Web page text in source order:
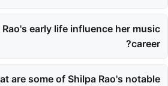
earning her a Filmfare nomination
her as a serious playback singer in the
early life influence her music
career?
with esteemed musicians, which built a
are some of Shilpa Rao's notable